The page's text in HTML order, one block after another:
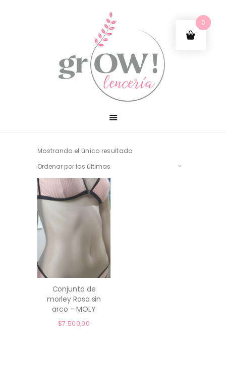
Mostrando el único resultado
comprar
Conjunto de
morley Rosa sin
arco – MOLY
$7.500,00
0